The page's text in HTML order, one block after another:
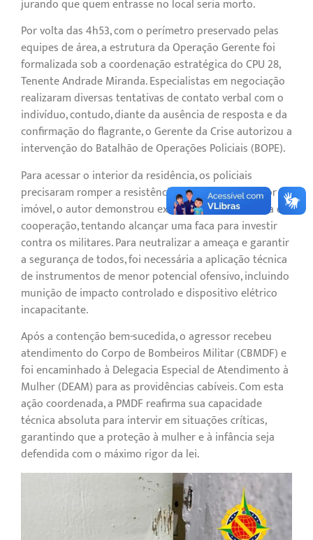
jurando que quem entrasse no local seria morto.
Por volta das 4h53, com o perímetro preservado pelas
equipes de área, a estrutura da Operação Gerente foi
formalizada sob a coordenação estratégica do CPU 28,
Tenente Andrade Miranda. Especialistas em negociação
realizaram diversas tentativas de contato verbal com o
indivíduo, contudo, diante da ausência de resposta e da
confirmação do flagrante, o Gerente da Crise autorizou a
intervenção do Batalhão de Operações Policiais (BOPE).
Para acessar o interior da residência, os policiais
precisaram romper a resistência da porta. No interior do
imóvel, o autor demonstrou extrema violência e falta de
cooperação, tentando alcançar uma faca para investir
contra os militares. Para neutralizar a ameaça e garantir
a segurança de todos, foi necessária a aplicação técnica
de instrumentos de menor potencial ofensivo, incluindo
munição de impacto controlado e dispositivo elétrico
incapacitante.
Após a contenção bem-sucedida, o agressor recebeu
atendimento do Corpo de Bombeiros Militar (CBMDF) e
foi encaminhado à Delegacia Especial de Atendimento à
Mulher (DEAM) para as providências cabíveis. Com esta
ação coordenada, a PMDF reafirma sua capacidade
técnica absoluta para intervir em situações críticas,
garantindo que a proteção à mulher e à infância seja
defendida com o máximo rigor da lei.